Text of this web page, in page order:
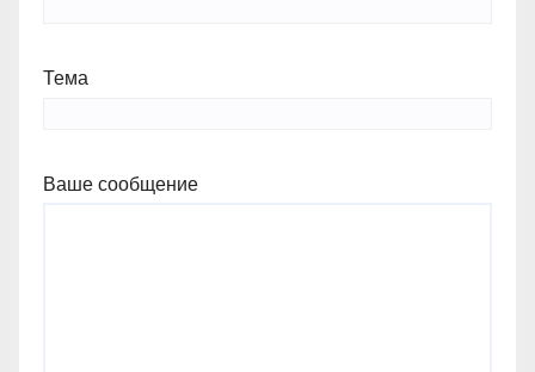
Тема
Ваше сообщение